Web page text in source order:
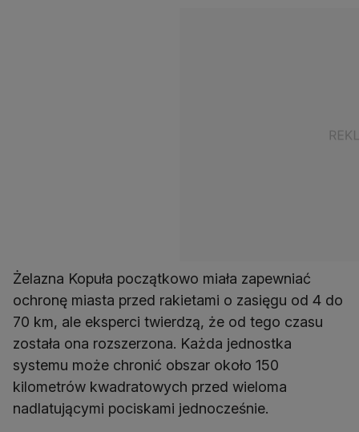
Żelazna Kopuła początkowo miała zapewniać
ochronę miasta przed rakietami o zasięgu od 4 do
70 km, ale eksperci twierdzą, że od tego czasu
została ona rozszerzona. Każda jednostka
systemu może chronić obszar około 150
kilometrów kwadratowych przed wieloma
nadlatującymi pociskami jednocześnie.